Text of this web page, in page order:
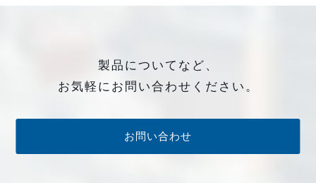
製品についてなど、
お気軽にお問い合わせください。
お問い合わせ